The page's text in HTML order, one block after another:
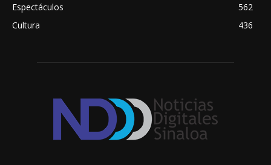
Espectáculos
562
Cultura
436